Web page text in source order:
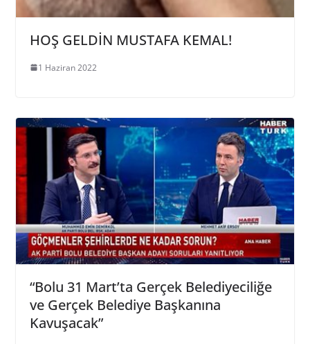
HOŞ GELDİN MUSTAFA KEMAL!
1 Haziran 2022
“Bolu 31 Mart’ta Gerçek Belediyeciliğe
ve Gerçek Belediye Başkanına
Kavuşacak”